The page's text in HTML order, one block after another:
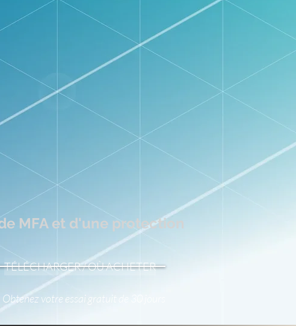
MFA et d'une protection
TÉLÉCHARGER / OÙ ACHETER
Obtenez votre essai gratuit de 30 jours